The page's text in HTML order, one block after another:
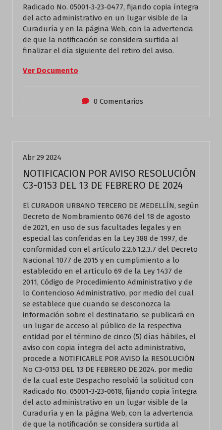
Radicado No. 05001-3-23-0477, fijando copia íntegra
del acto administrativo en un lugar visible de la
Curaduría y en la página Web, con la advertencia
de que la notificación se considera surtida al
finalizar el día siguiente del retiro del aviso.
Ver Documento
0 Comentarios
Abr 29 2024
NOTIFICACION POR AVISO RESOLUCIÓN
C3-0153 DEL 13 DE FEBRERO DE 2024
El CURADOR URBANO TERCERO DE MEDELLÍN, según
Decreto de Nombramiento 0676 del 18 de agosto
de 2021, en uso de sus facultades legales y en
especial las conferidas en la Ley 388 de 1997, de
conformidad con el artículo 2.2.6.1.2.3.7 del Decreto
Nacional 1077 de 2015 y en cumplimiento a lo
establecido en el artículo 69 de la Ley 1437 de
2011, Código de Procedimiento Administrativo y de
lo Contencioso Administrativo, por medio del cual
se establece que cuando se desconozca la
información sobre el destinatario, se publicará en
un lugar de acceso al público de la respectiva
entidad por el término de cinco (5) días hábiles, el
aviso con copia íntegra del acto administrativo,
procede a NOTIFICARLE POR AVISO la RESOLUCIÓN
No C3-0153 DEL 13 DE FEBRERO DE 2024. por medio
de la cual este Despacho resolvió la solicitud con
Radicado No. 05001-3-23-0618, fijando copia íntegra
del acto administrativo en un lugar visible de la
Curaduría y en la página Web, con la advertencia
de que la notificación se considera surtida al